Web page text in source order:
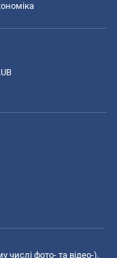
числі фото- та відео-),